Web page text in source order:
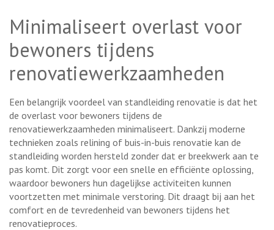
Minimaliseert overlast voor
bewoners tijdens
renovatiewerkzaamheden
Een belangrijk voordeel van standleiding renovatie is dat het
de overlast voor bewoners tijdens de
renovatiewerkzaamheden minimaliseert. Dankzij moderne
technieken zoals relining of buis-in-buis renovatie kan de
standleiding worden hersteld zonder dat er breekwerk aan te
pas komt. Dit zorgt voor een snelle en efficiënte oplossing,
waardoor bewoners hun dagelijkse activiteiten kunnen
voortzetten met minimale verstoring. Dit draagt bij aan het
comfort en de tevredenheid van bewoners tijdens het
renovatieproces.